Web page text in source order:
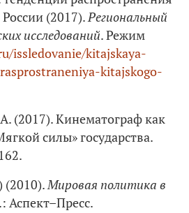
(2017).Региональный
исследований. Режим
issledovanie/kitajskaya-
kitajskogo-
(2017). Кинематограф как
силы» государства.
(2010).Мировая политика в
Аспект–Пресс.